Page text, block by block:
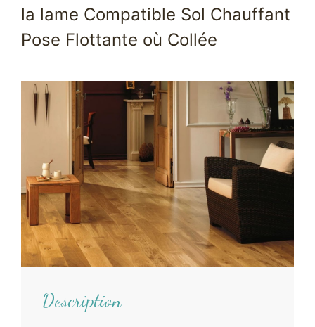
la lame Compatible Sol Chauffant
Pose Flottante où Collée
Description